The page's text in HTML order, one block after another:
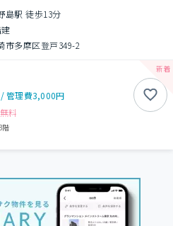
島駅 徒歩13分
市多摩区登戸349-2
/管理費3,000円
無料
階